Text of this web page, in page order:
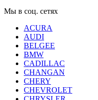
Мы в соц. сетях
ACURA
AUDI
BELGEE
BMW
CADILLAC
CHANGAN
CHERY
CHEVROLET